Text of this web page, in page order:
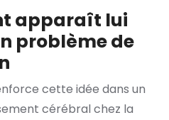
apparaît lui
problème de
cette idée dans un
cérébral chez la